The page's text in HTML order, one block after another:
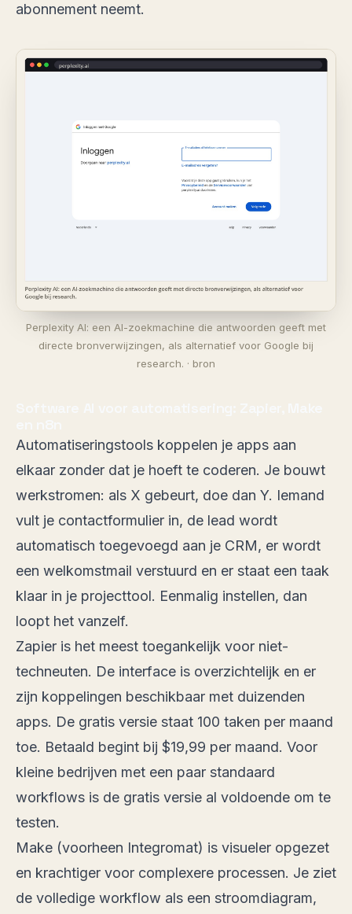
abonnement neemt.
Perplexity AI: een AI-zoekmachine die antwoorden geeft met
directe bronverwijzingen, als alternatief voor Google bij
research. · bron
Automatiseringstools koppelen je apps aan
elkaar zonder dat je hoeft te coderen. Je bouwt
werkstromen: als X gebeurt, doe dan Y. Iemand
vult je contactformulier in, de lead wordt
automatisch toegevoegd aan je CRM, er wordt
een welkomstmail verstuurd en er staat een taak
klaar in je projecttool. Eenmalig instellen, dan
loopt het vanzelf.
Zapier is het meest toegankelijk voor niet-
techneuten. De interface is overzichtelijk en er
zijn koppelingen beschikbaar met duizenden
apps. De gratis versie staat 100 taken per maand
toe. Betaald begint bij $19,99 per maand. Voor
kleine bedrijven met een paar standaard
workflows is de gratis versie al voldoende om te
testen.
Make (voorheen Integromat) is visueler opgezet
en krachtiger voor complexere processen. Je ziet
de volledige workflow als een stroomdiagram,